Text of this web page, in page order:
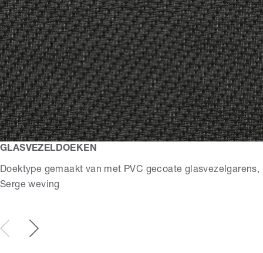
GLASVEZELDOEKEN
Doektype gemaakt van met PVC gecoate glasvezelgarens,
Serge weving